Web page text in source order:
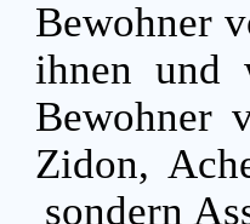
Bewohner
ihnen und
Bewohner
Zidon,
sondern